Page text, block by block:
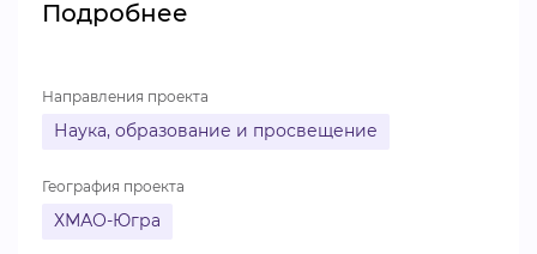
Подробнее
Направления проекта
Наука, образование и просвещение
География проекта
ХМАО-Югра